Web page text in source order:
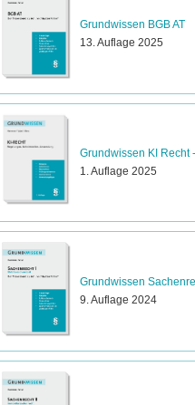
Grundwissen BGB AT
13. Auflage 2025
Grundwissen KI Recht
1. Auflage 2025
Grundwissen
9. Auflage 2024